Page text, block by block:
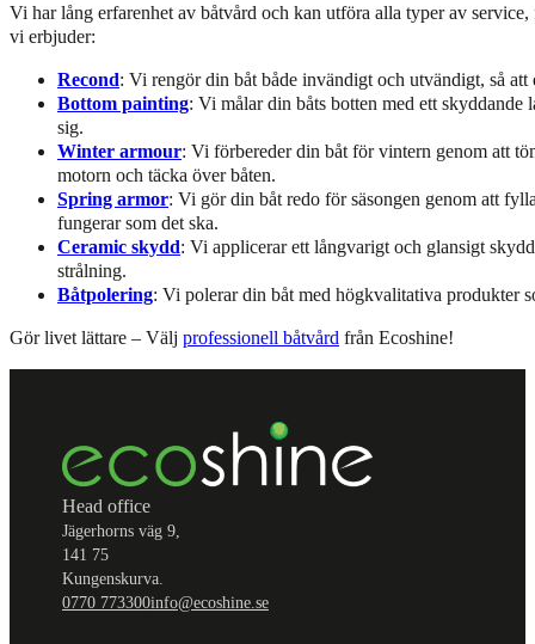
Vi har lång erfarenhet av båtvård och kan utföra alla typer av
vi erbjuder:
Recond: Vi rengör din båt både invändigt och utvändigt, så att
Bottom painting: Vi målar din båts botten med ett skyddande
sig.
Winter armour: Vi förbereder din båt för vintern genom att
motorn och täcka över båten.
Spring armor: Vi gör din båt redo för säsongen genom att
fungerar som det ska.
Ceramic skydd: Vi applicerar ett långvarigt och glansigt
strålning.
Båtpolering: Vi polerar din båt med högkvalitativa produkter
Gör livet lättare – Välj professionell båtvård från Ecoshine!
Head office
Jägerhorns väg 9,
141 75
Kungenskurva.
0770 773300info@ecoshine.se